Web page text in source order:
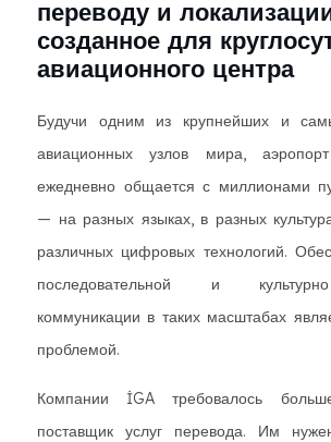
переводу и
созданное для
авиационного центра
Будучи одним из крупнейших и
авиационных узлов мира,
ежедневно общается с миллионами
— на разных языках, в разных
различных цифровых технологий.
последовательной и
коммуникации в таких масштабах
проблемой.
Компании İGA требовалось
поставщик услуг перевода. Им